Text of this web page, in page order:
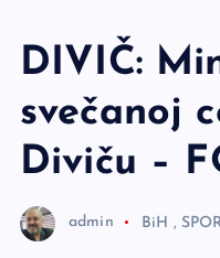
DIVIČ:
svečanoj
Diviču –
admin BiH ,